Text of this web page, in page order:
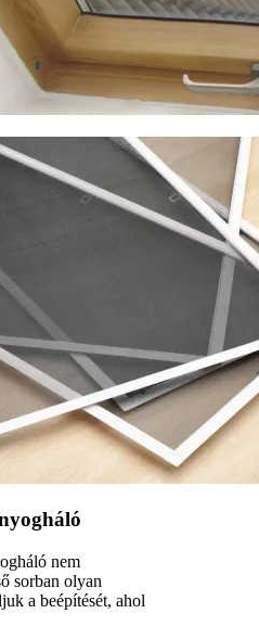
nem
sorban olyan
a beépítését, ahol